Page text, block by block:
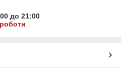
до 21:00